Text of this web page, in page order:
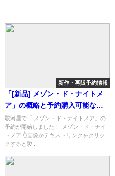
新作・再販予約情報
「[新品] メゾン・ド・ナイトメ
ア」の概略と予約購入可能なシ
ョップ紹介！
駿河屋で「 メゾン・ド・ナイトメア」の
予約が開始しました！ メゾン・ド・ナイ
トメア 👆画像かテキストリンクをクリッ
クすると駿...